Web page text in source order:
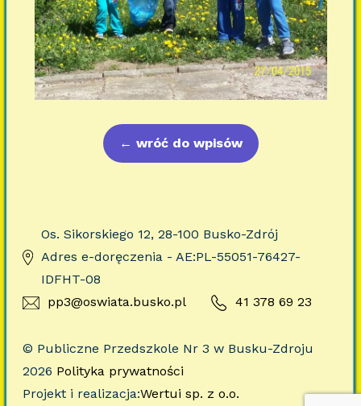
← wróć do wpisów
Os. Sikorskiego 12, 28-100 Busko-Zdrój
Adres e-doręczenia - AE:PL-55051-76427-
IDFHT-08
pp3@oswiata.busko.pl
41 378 69 23
© Publiczne Przedszkole Nr 3 w Busku-Zdroju
2026 Polityka prywatności
Projekt i realizacja:Wertui sp. z o.o.